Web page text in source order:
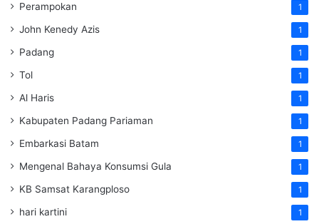
Perampokan 1
John Kenedy Azis 1
Padang 1
Tol 1
Al Haris 1
Kabupaten Padang Pariaman 1
Embarkasi Batam 1
Mengenal Bahaya Konsumsi Gula 1
KB Samsat Karangploso 1
hari kartini 1